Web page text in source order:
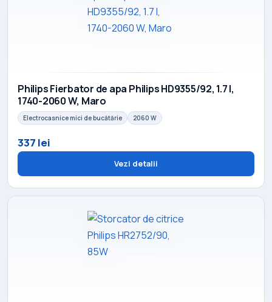
Philips Fierbator de apa Philips HD9355/92, 1.7 l,
1740-2060 W, Maro
Electrocasnice mici de bucătărie 2060 W
337 lei
Vezi detalii